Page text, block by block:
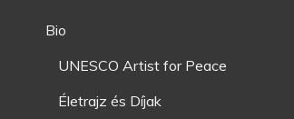
Bio
UNESCO Artist for Peace
Életrajz és Díjak